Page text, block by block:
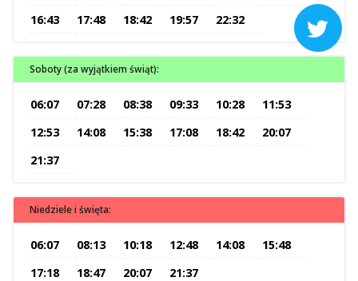

Inne
Centrum Obsługi Klienta
16:43
17:48 18:42 19:57 22:32
Soboty (za wyjątkiem świąt):
06:07 07:28 08:38 09:33 10:28
11:53
12:53
14:08 15:38 17:08 18:42
20:07
21:37
Niedziele i święta:
06:07 08:13 10:18 12:48 14:08
15:48
17:18
18:47 20:07 21:37